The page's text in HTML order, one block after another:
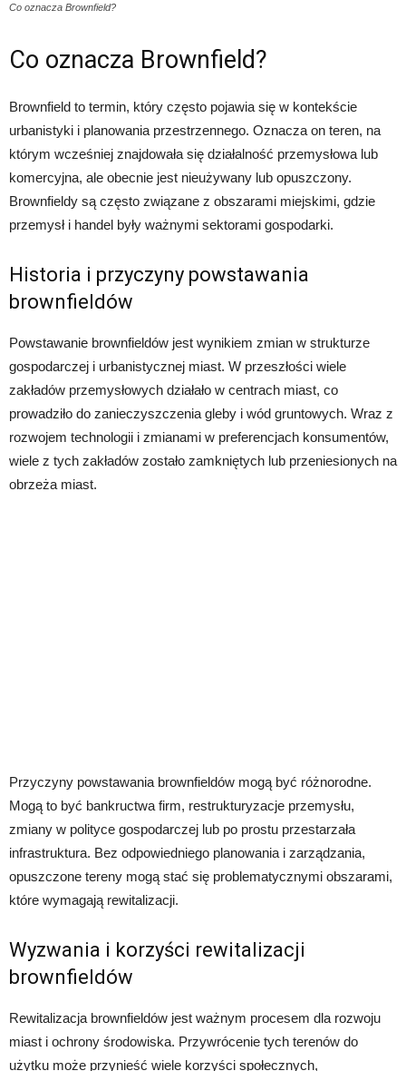
Co oznacza Brownfield?
Co oznacza Brownfield?
Brownfield to termin, który często pojawia się w kontekście
urbanistyki i planowania przestrzennego. Oznacza on teren, na
którym wcześniej znajdowała się działalność przemysłowa lub
komercyjna, ale obecnie jest nieużywany lub opuszczony.
Brownfieldy są często związane z obszarami miejskimi, gdzie
przemysł i handel były ważnymi sektorami gospodarki.
Historia i przyczyny powstawania
brownfieldów
Powstawanie brownfieldów jest wynikiem zmian w strukturze
gospodarczej i urbanistycznej miast. W przeszłości wiele
zakładów przemysłowych działało w centrach miast, co
prowadziło do zanieczyszczenia gleby i wód gruntowych. Wraz z
rozwojem technologii i zmianami w preferencjach konsumentów,
wiele z tych zakładów zostało zamkniętych lub przeniesionych na
obrzeża miast.
Przyczyny powstawania brownfieldów mogą być różnorodne.
Mogą to być bankructwa firm, restrukturyzacje przemysłu,
zmiany w polityce gospodarczej lub po prostu przestarzała
infrastruktura. Bez odpowiedniego planowania i zarządzania,
opuszczone tereny mogą stać się problematycznymi obszarami,
które wymagają rewitalizacji.
Wyzwania i korzyści rewitalizacji
brownfieldów
Rewitalizacja brownfieldów jest ważnym procesem dla rozwoju
miast i ochrony środowiska. Przywrócenie tych terenów do
użytku może przynieść wiele korzyści społecznych,